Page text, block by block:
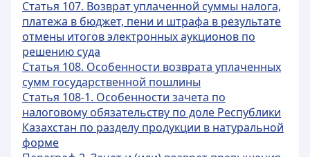
Статья 107. Возврат уплаченной суммы налога,
платежа в бюджет, пени и штрафа в результате
отмены итогов электронных аукционов по
решению суда
Статья 108. Особенности возврата уплаченных
сумм государственной пошлины
Статья 108-1. Особенности зачета по
налоговому обязательству по доле Республики
Казахстан по разделу продукции в натуральной
форме